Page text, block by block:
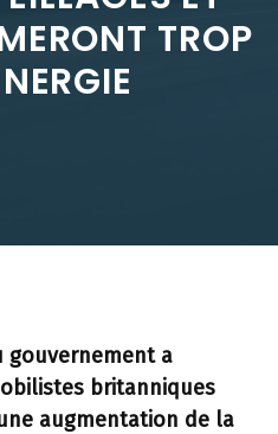
TROP
gouvernement a
britanniques
augmentation de la